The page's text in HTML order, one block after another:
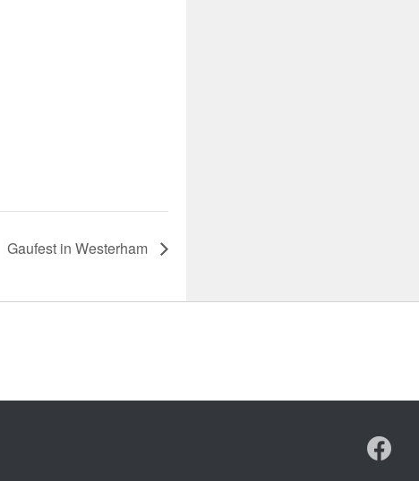
Gaufest in Westerham